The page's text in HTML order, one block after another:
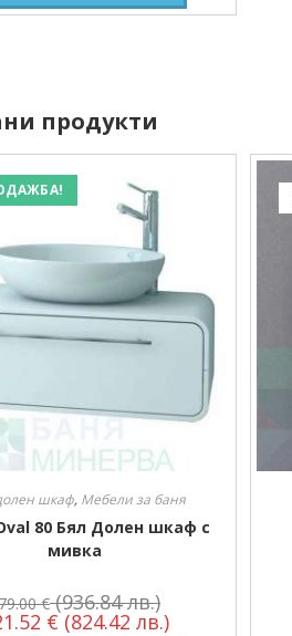
продукти
шкаф, Мебели за баня
80 Бял Долен шкаф с
мивка
€ (936.84 лв.)
€ (824.42 лв.)